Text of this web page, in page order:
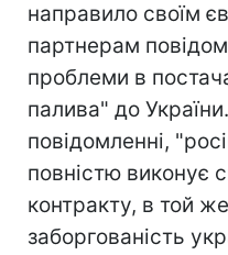
направило своїм
партнерам
проблеми в
палива" до
повідомленні,
повністю виконує
контракту, в той
заборгованість